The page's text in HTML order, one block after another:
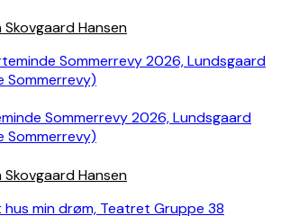
Hansen
Sommerrevy 2026, Lundsgaard
Sommerrevy)
Hansen